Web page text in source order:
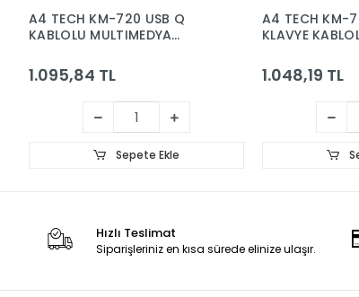
A4 TECH KM-720 USB F
KLAVYE KABLOLU SIYAH
1.048,19 TL
Sepete Ekle
HADRON
Sticker
154,37 TL
Hızlı Teslimat
Siparişleriniz en kısa sürede elinize ulaşır.